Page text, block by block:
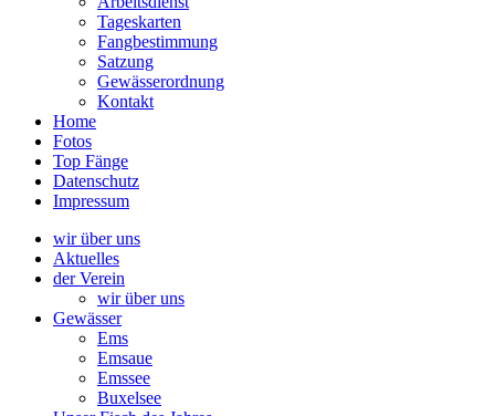
Tageskarten
Fangbestimmung
Satzung
Gewässerordnung
Kontakt
Home
Fotos
Top Fänge
Datenschutz
Impressum
wir über uns
Aktuelles
der Verein
wir über uns
Gewässer
Ems
Emsaue
Emssee
Buxelsee